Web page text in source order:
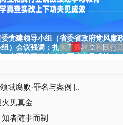
域腐败·罪名与案例 |..
见真金
者随事而制